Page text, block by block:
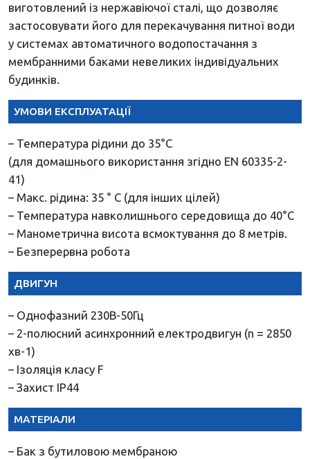
виготовлений із нержавіючої сталі, що дозволяє
застосовувати його для перекачування питної води
у системах автоматичного водопостачання з
мембранними баками невеликих індивідуальних
будинків.
УМОВИ ЕКСПЛУАТАЦІЇ
– Температура рідини до 35°С
(для домашнього використання згідно EN 60335-2-
41)
– Макс. рідина: 35 ° C (для інших цілей)
– Температура навколишнього середовища до 40°С
– Манометрична висота всмоктування до 8 метрів.
– Безперервна робота
ДВИГУН
– Однофазний 230В-50Гц
– 2-полюсний асинхронний електродвигун (n = 2850
хв-1)
– Ізоляція класу F
– Захист IP44
МАТЕРІАЛИ
– Бак з бутиловою мембраною